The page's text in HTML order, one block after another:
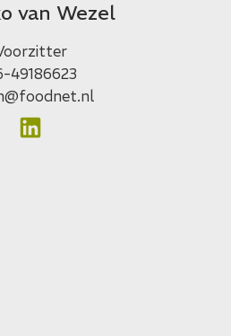
van Wezel
49186623